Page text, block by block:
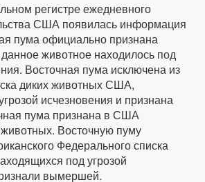
регистре ежедневного
США появилась информация
пума официально признана
животное находилось под
Восточная пума исключена из
диких животных США,
исчезновения и признана
пума признана в США
Восточную пуму
Федерального списка
под угрозой
вымершей.